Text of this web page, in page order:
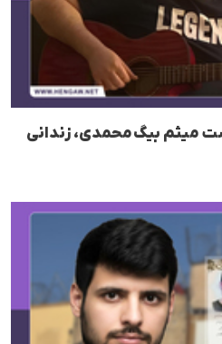
میثم بیگ‌محمدی، زندانی